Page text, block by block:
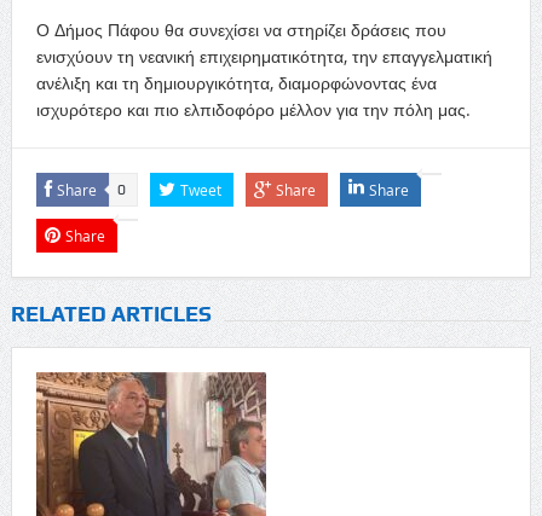
Ο Δήμος Πάφου θα συνεχίσει να στηρίζει δράσεις που
ενισχύουν τη νεανική επιχειρηματικότητα, την επαγγελματική
ανέλιξη και τη δημιουργικότητα, διαμορφώνοντας ένα
ισχυρότερο και πιο ελπιδοφόρο μέλλον για την πόλη μας.
Share 0 Tweet Share Share
Share
RELATED ARTICLES